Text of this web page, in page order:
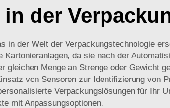
der
der Welt der Verpackungstechnologie
da sie nach der
Menge an Strenge oder Gewicht
von Sensoren zur Identifizierung von
Verpackungslösungen für Ihr
mit Anpassungsoptionen.